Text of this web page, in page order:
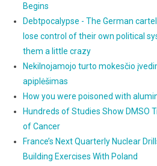
Begins
Debtpocalypse - The German
lose control of their own political
them a little crazy
Nekilnojamojo turto mokesčio
apiplėšimas
How you were poisoned with
Hundreds of Studies Show DMSO
of Cancer
France’s Next Quarterly Nuclear
Building Exercises With Poland